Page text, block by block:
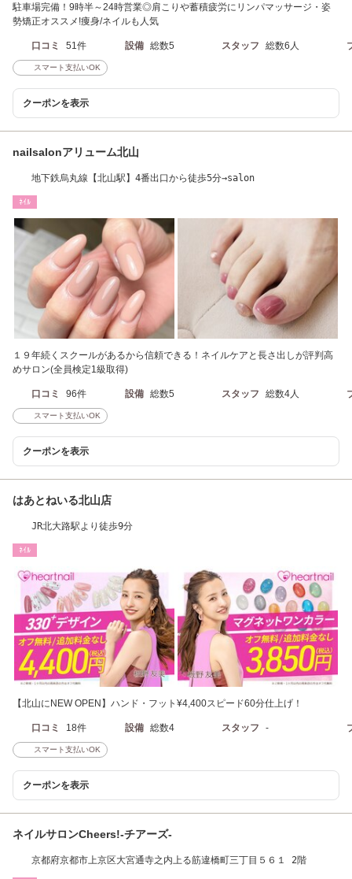
駐車場完備！9時半～24時営業◎肩こりや蓄積疲労にリンパマッサージ・姿
勢矯正オススメ!痩身/ネイルも人気
口コミ 51件 設備 総数5 スタッフ 総数6人
スマート支払いOK
クーポンを表示
nailsalonアリューム北山
地下鉄烏丸線【北山駅】4番出口から徒歩5分→salon
ﾈｲﾙ
１９年続くスクールがあるから信頼できる！ネイルケアと長さ出しが評判高
めサロン(全員検定1級取得)
口コミ 96件 設備 総数5 スタッフ 総数4人
スマート支払いOK
クーポンを表示
はあとねいる北山店
JR北大路駅より徒歩9分
ﾈｲﾙ
【北山にNEW OPEN】ハンド・フット¥4,400スピード60分仕上げ！
口コミ 18件 設備 総数4 スタッフ -
スマート支払いOK
クーポンを表示
ネイルサロンCheers!-チアーズ-
京都府京都市上京区大宮通寺之内上る筋違橋町三丁目５６１ 2階